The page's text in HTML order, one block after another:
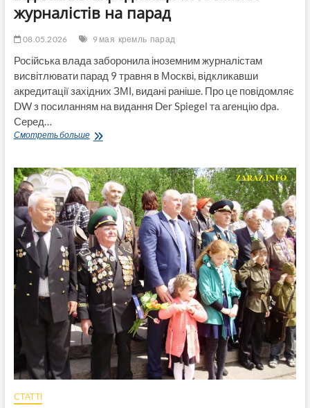
журналістів на парад
08.05.2026 9 мая кремль парад
Російська влада заборонила іноземним журналістам
висвітлювати парад 9 травня в Москві, відкликавши
акредитації західних ЗМІ, видані раніше. Про це повідомляє
DW з посиланням на видання Der Spiegel та агенцію dpa.
Серед…
Смотреть большеВперше
Кремль
раптово
відкликав
акредитації
іноземних
журналістів
на
парад
СТАТТІ